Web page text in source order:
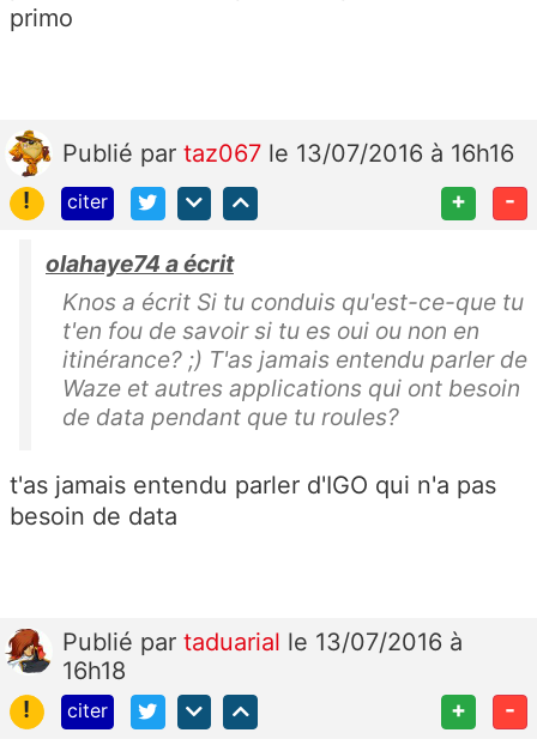
primo
Publié par taz067 le 13/07/2016 à 16h16
!
citer + -
olahaye74 a écrit
Knos a écrit Si tu conduis qu'est-ce-que tu
t'en fou de savoir si tu es oui ou non en
itinérance? ;) T'as jamais entendu parler de
Waze et autres applications qui ont besoin
de data pendant que tu roules?
t'as jamais entendu parler d'IGO qui n'a pas
besoin de data
Publié par taduarial le 13/07/2016 à
16h18
!
citer + -